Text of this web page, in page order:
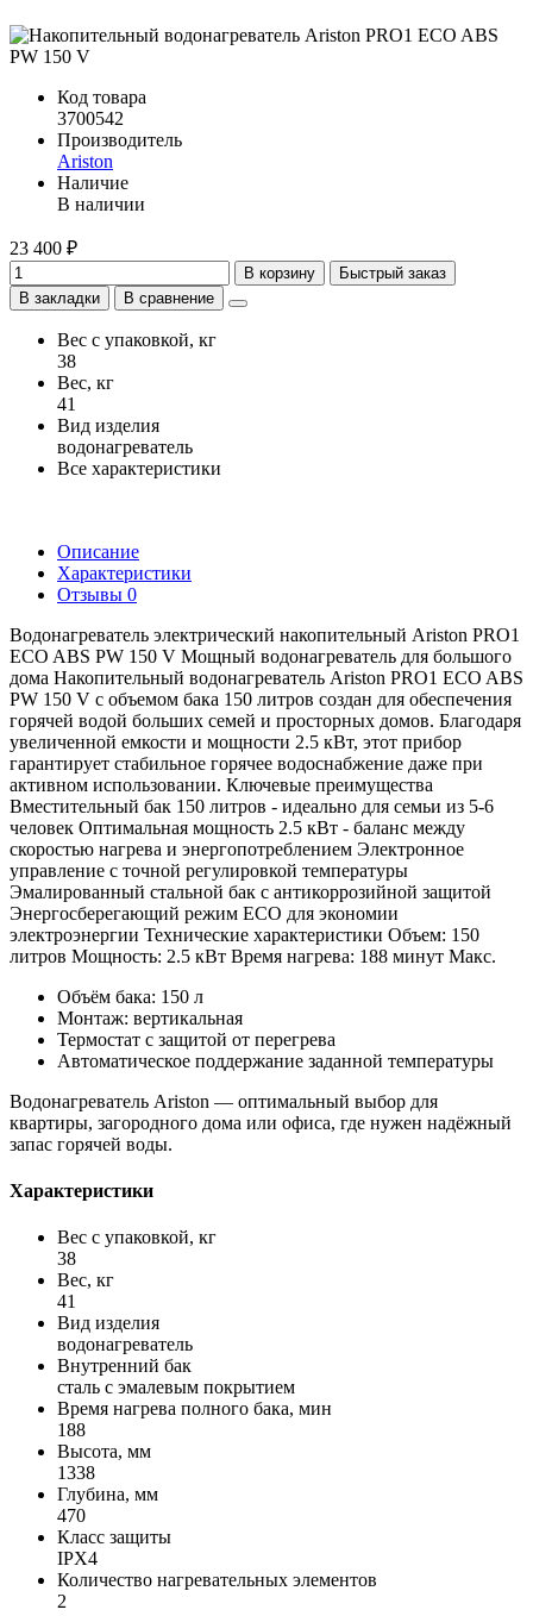
Код товара
3700542
Производитель
Ariston
Наличие
В наличии
23 400 ₽
В корзину
Быстрый заказ
В закладки
В сравнение
Вес с упаковкой, кг
38
Вес, кг
41
Вид изделия
водонагреватель
Все характеристики
Описание
Характеристики
Отзывы 0
Водонагреватель электрический накопительный Ariston PRO1
ECO ABS PW 150 V Мощный водонагреватель для большого
дома Накопительный водонагреватель Ariston PRO1 ECO ABS
PW 150 V с объемом бака 150 литров создан для обеспечения
горячей водой больших семей и просторных домов. Благодаря
увеличенной емкости и мощности 2.5 кВт, этот прибор
гарантирует стабильное горячее водоснабжение даже при
активном использовании. Ключевые преимущества
Вместительный бак 150 литров - идеально для семьи из 5-6
человек Оптимальная мощность 2.5 кВт - баланс между
скоростью нагрева и энергопотреблением Электронное
управление с точной регулировкой температуры
Эмалированный стальной бак с антикоррозийной защитой
Энергосберегающий режим ECO для экономии
электроэнергии Технические характеристики Объем: 150
литров Мощность: 2.5 кВт Время нагрева: 188 минут Макс.
Объём бака: 150 л
Монтаж: вертикальная
Термостат с защитой от перегрева
Автоматическое поддержание заданной температуры
Водонагреватель Ariston — оптимальный выбор для
квартиры, загородного дома или офиса, где нужен надёжный
запас горячей воды.
Характеристики
Вес с упаковкой, кг
38
Вес, кг
41
Вид изделия
водонагреватель
Внутренний бак
сталь с эмалевым покрытием
Время нагрева полного бака, мин
188
Высота, мм
1338
Глубина, мм
470
Класс защиты
IPX4
Количество нагревательных элементов
2